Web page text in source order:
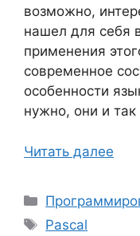
возможно,
нашел для себя
применения
современное
особенности
нужно, они и так
Читать далее
Рубрики
Метки
Pascal